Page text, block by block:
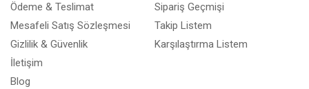
Ödeme & Teslimat
Mesafeli Satış Sözleşmesi
Gizlilik & Güvenlik
İletişim
Blog
Sipariş Geçmişi
Takip Listem
Karşılaştırma Listem